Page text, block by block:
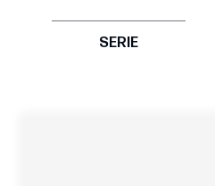
SERIE